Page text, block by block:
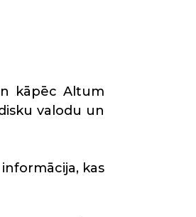
kāpēc Altum
valodu un
kas